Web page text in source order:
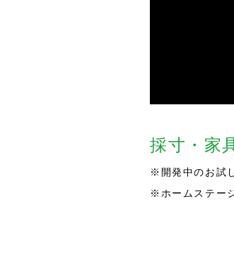
採寸・家
※開発中のお試
※ホームステー